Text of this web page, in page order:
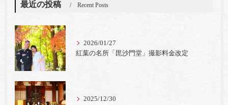
最近の投稿 Recent Posts
2026/01/27
紅葉の名所「毘沙門堂」撮影料金改定
2025/12/30